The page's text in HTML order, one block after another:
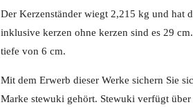
Der Kerzenständer wiegt 2,215 kg und hat
inklusive kerzen ohne kerzen sind es 29
tiefe von 6 cm.
Mit dem Erwerb dieser Werke sichern Sie
Marke stewuki gehört. Stewuki verfügt